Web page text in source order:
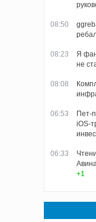
08:50
08:23
Я
не
08:08
06:53
Пет-
iOS-
06:33
+1